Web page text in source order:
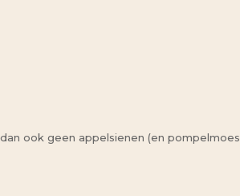
ook geen appelsienen (en pompelmoes